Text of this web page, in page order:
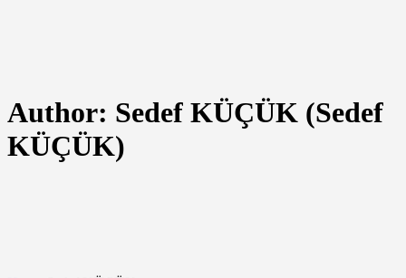
Author: Sedef KÜÇÜK (Sedef
KÜÇÜK)